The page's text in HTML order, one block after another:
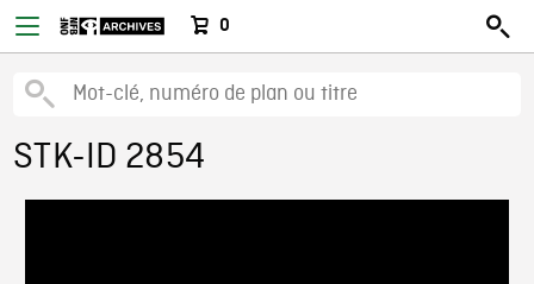
0
STK-ID 2854